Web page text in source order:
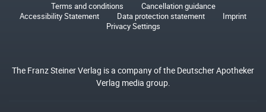
Terms and conditions
Cancellation guidance
Accessibility Statement
Data protection statement
Imprint
Privacy Settings
The Franz Steiner Verlag is a company of the Deutscher Apotheker
Verlag media group.